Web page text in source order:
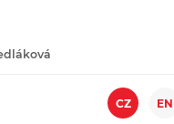
CZ EN